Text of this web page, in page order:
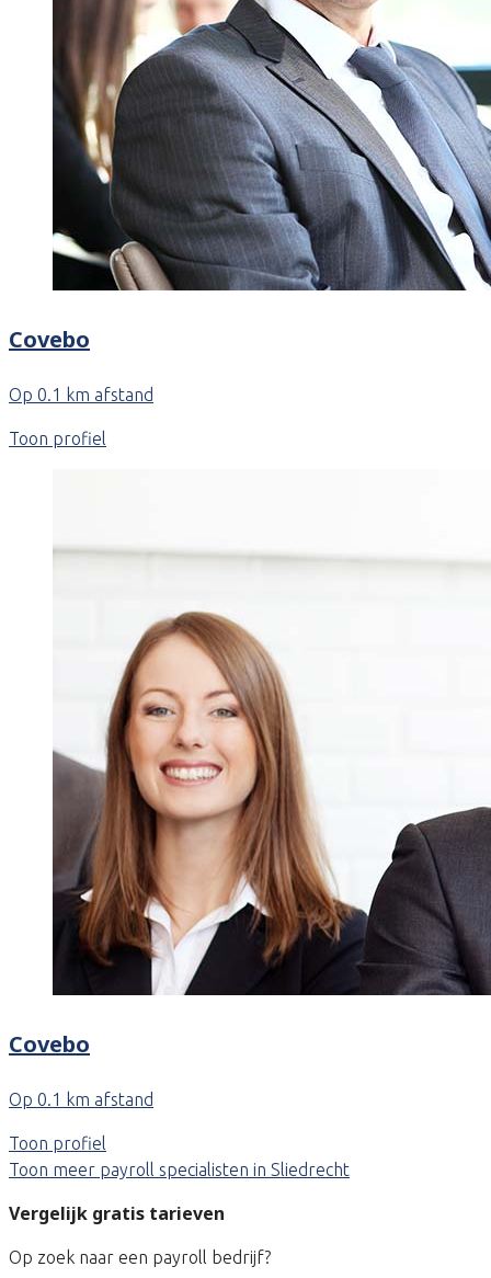
Covebo
Op 0.1 km afstand
Toon profiel
Covebo
Op 0.1 km afstand
Toon profiel
Toon meer payroll specialisten in Sliedrecht
Vergelijk gratis tarieven
Op zoek naar een payroll bedrijf?